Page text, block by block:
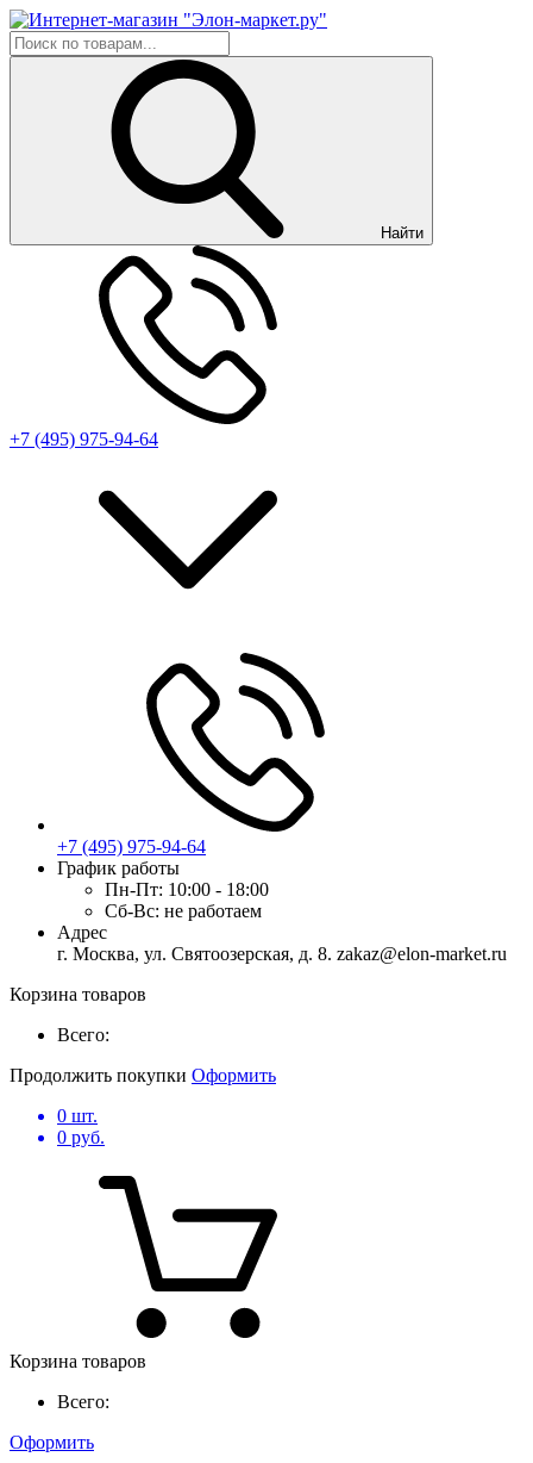
Найти
+7 (495) 975-94-64
+7 (495) 975-94-64
График работы
Пн-Пт: 10:00 - 18:00
Сб-Вс: не работаем
Адрес
г. Москва, ул. Святоозерская, д. 8. zakaz@elon-market.ru
Корзина товаров
Всего:
Продолжить покупки Оформить
0 шт.
0 руб.
Корзина товаров
Всего:
Оформить